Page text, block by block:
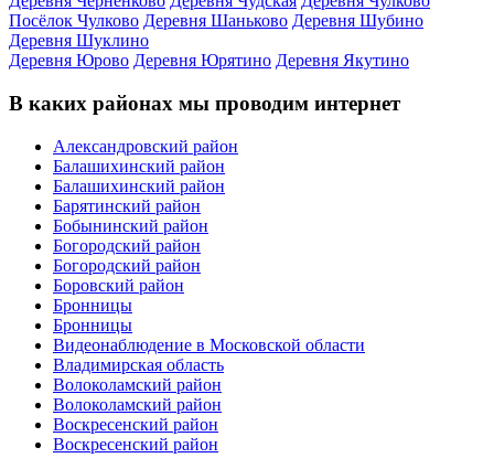
Посёлок Чулково Деревня Шаньково Деревня Шубино
Деревня Шуклино
Деревня Юрово Деревня Юрятино Деревня Якутино
В каких районах мы проводим интернет
Александровский район
Балашихинский район
Балашихинский район
Барятинский район
Бобынинский район
Богородский район
Богородский район
Боровский район
Бронницы
Бронницы
Видеонаблюдение в Московской области
Владимирская область
Волоколамский район
Волоколамский район
Воскресенский район
Воскресенский район